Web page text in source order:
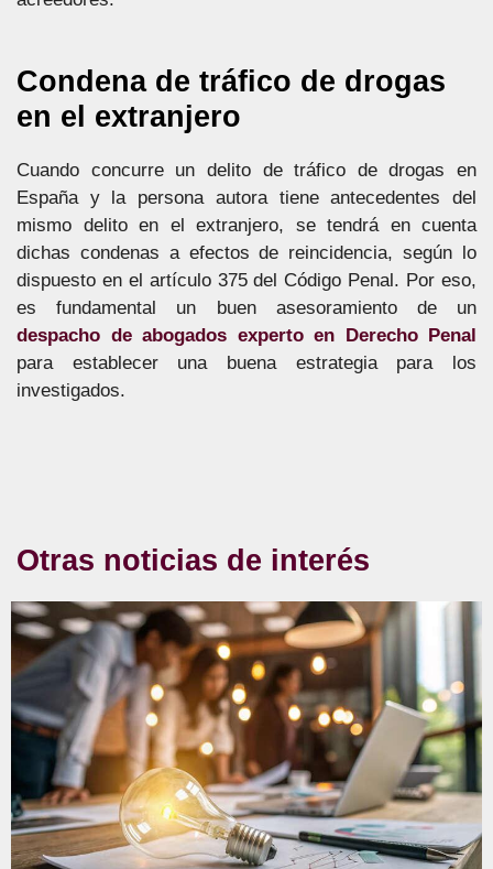
Condena de tráfico de drogas
en el extranjero
Cuando concurre un delito de tráfico de drogas en
España y la persona autora tiene antecedentes del
mismo delito en el extranjero, se tendrá en cuenta
dichas condenas a efectos de reincidencia, según lo
dispuesto en el artículo 375 del Código Penal. Por eso,
es fundamental un buen asesoramiento de un
despacho de abogados experto en Derecho Penal
para establecer una buena estrategia para los
investigados.
Otras noticias de interés